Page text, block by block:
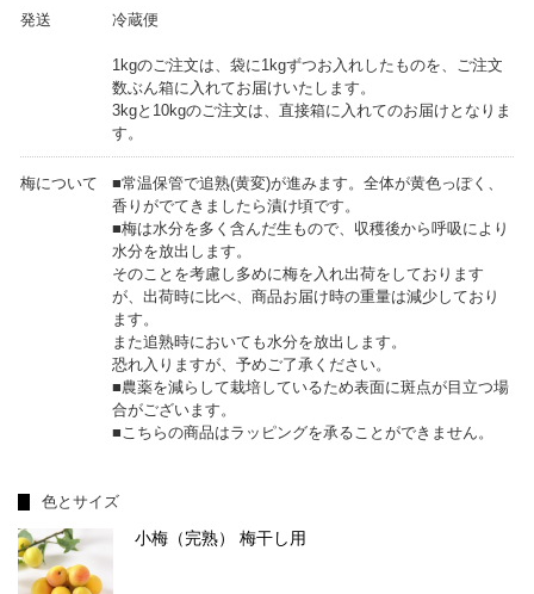
発送 冷蔵便
1kgのご注文は、袋に1kgずつお入れしたものを、ご注文
数ぶん箱に入れてお届けいたします。
3kgと10kgのご注文は、直接箱に入れてのお届けとなりま
す。
梅について
■常温保管で追熟(黄変)が進みます。全体が黄色っぽく、
香りがでてきましたら漬け頃です。
■梅は水分を多く含んだ生もので、収穫後から呼吸により
水分を放出します。
そのことを考慮し多めに梅を入れ出荷をしております
が、出荷時に比べ、商品お届け時の重量は減少しており
ます。
また追熟時においても水分を放出します。
恐れ入りますが、予めご了承ください。
■農薬を減らして栽培しているため表面に斑点が目立つ場
合がございます。
■こちらの商品はラッピングを承ることができません。
色とサイズ
小梅（完熟） 梅干し用